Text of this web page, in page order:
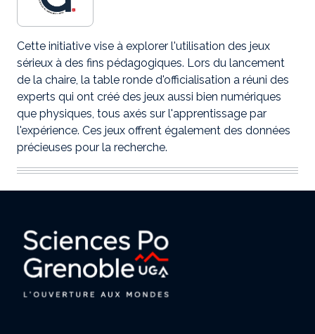
Cette initiative vise à explorer l'utilisation des jeux
sérieux à des fins pédagogiques. Lors du lancement
de la chaire, la table ronde d'officialisation a réuni des
experts qui ont créé des jeux aussi bien numériques
que physiques, tous axés sur l'apprentissage par
l'expérience. Ces jeux offrent également des données
précieuses pour la recherche.